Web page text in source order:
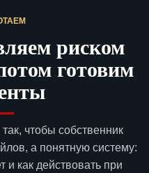
риском
готовим
чтобы собственник
а понятную систему:
и как действовать при